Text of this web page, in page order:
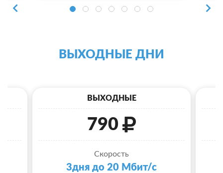
ВЫХОДНЫЕ ДНИ
ВЫХОДНЫЕ
790
Скорость
3дня до 20 Мбит/с